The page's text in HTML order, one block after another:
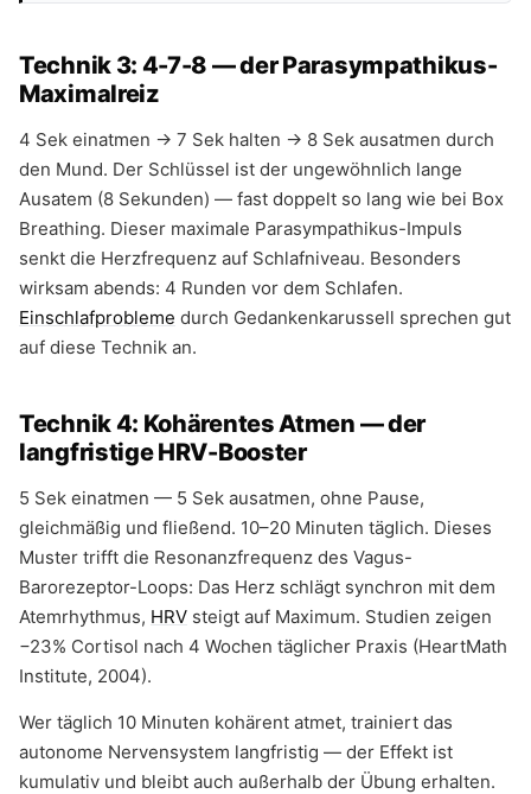
Technik 3: 4-7-8 — der Parasympathikus-
Maximalreiz
4 Sek einatmen → 7 Sek halten → 8 Sek ausatmen durch
den Mund. Der Schlüssel ist der ungewöhnlich lange
Ausatem (8 Sekunden) — fast doppelt so lang wie bei Box
Breathing. Dieser maximale Parasympathikus-Impuls
senkt die Herzfrequenz auf Schlafniveau. Besonders
wirksam abends: 4 Runden vor dem Schlafen.
Einschlafprobleme durch Gedankenkarussell sprechen gut
auf diese Technik an.
Technik 4: Kohärentes Atmen — der
langfristige HRV-Booster
5 Sek einatmen — 5 Sek ausatmen, ohne Pause,
gleichmäßig und fließend. 10–20 Minuten täglich. Dieses
Muster trifft die Resonanzfrequenz des Vagus-
Barorezeptor-Loops: Das Herz schlägt synchron mit dem
Atemrhythmus, HRV steigt auf Maximum. Studien zeigen
−23% Cortisol nach 4 Wochen täglicher Praxis (HeartMath
Institute, 2004).
Wer täglich 10 Minuten kohärent atmet, trainiert das
autonome Nervensystem langfristig — der Effekt ist
kumulativ und bleibt auch außerhalb der Übung erhalten.